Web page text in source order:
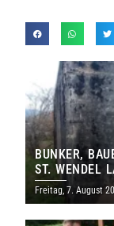
BUNKER,
ST. WENDEL
DENKMALS
Freitag, 7. August